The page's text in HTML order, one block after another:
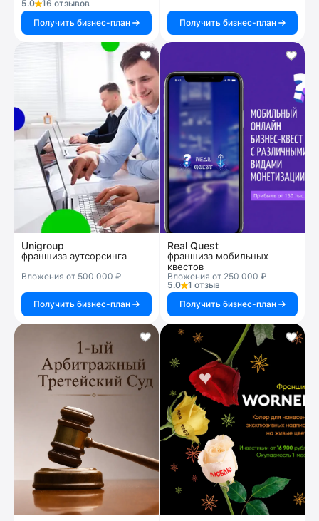
5.0
16 отзывов
Получить бизнес-план
Получить бизнес-план
Unigroup
франшиза аутсорсинга
Вложения от 500 000 ₽
Получить бизнес-план
Real Quest
франшиза мобильных
квестов
Вложения от 250 000 ₽
5.0
1 отзыв
Получить бизнес-план